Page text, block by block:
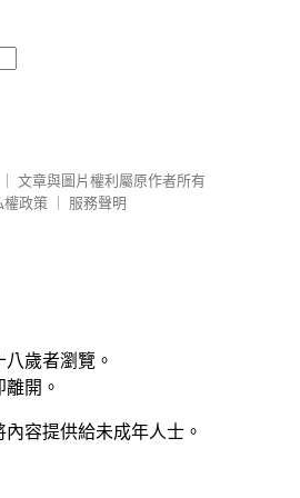
文章與圖片權利屬原作者所有
權政策
服務聲明
歲者瀏覽。
開。
容提供給未成年人士。